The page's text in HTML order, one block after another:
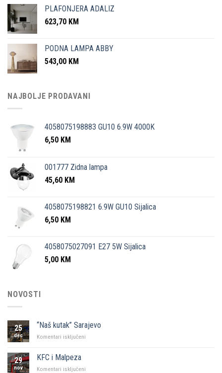
PLAFONJERA ADALIZ
623,70 KM
PODNA LAMPA ABBY
543,00 KM
NAJBOLJE PRODAVANI
4058075198883 GU10 6.9W 4000K
6,50 KM
001777 Zidna lampa
45,60 KM
4058075198821 6.9W GU10 Sijalica
6,50 KM
4058075027091 E27 5W Sijalica
5,00 KM
NOVOSTI
25
dec
“Naš kutak” Sarajevo
Komentari isključeni
29
nov
KFC i Malpeza
Komentari isključeni